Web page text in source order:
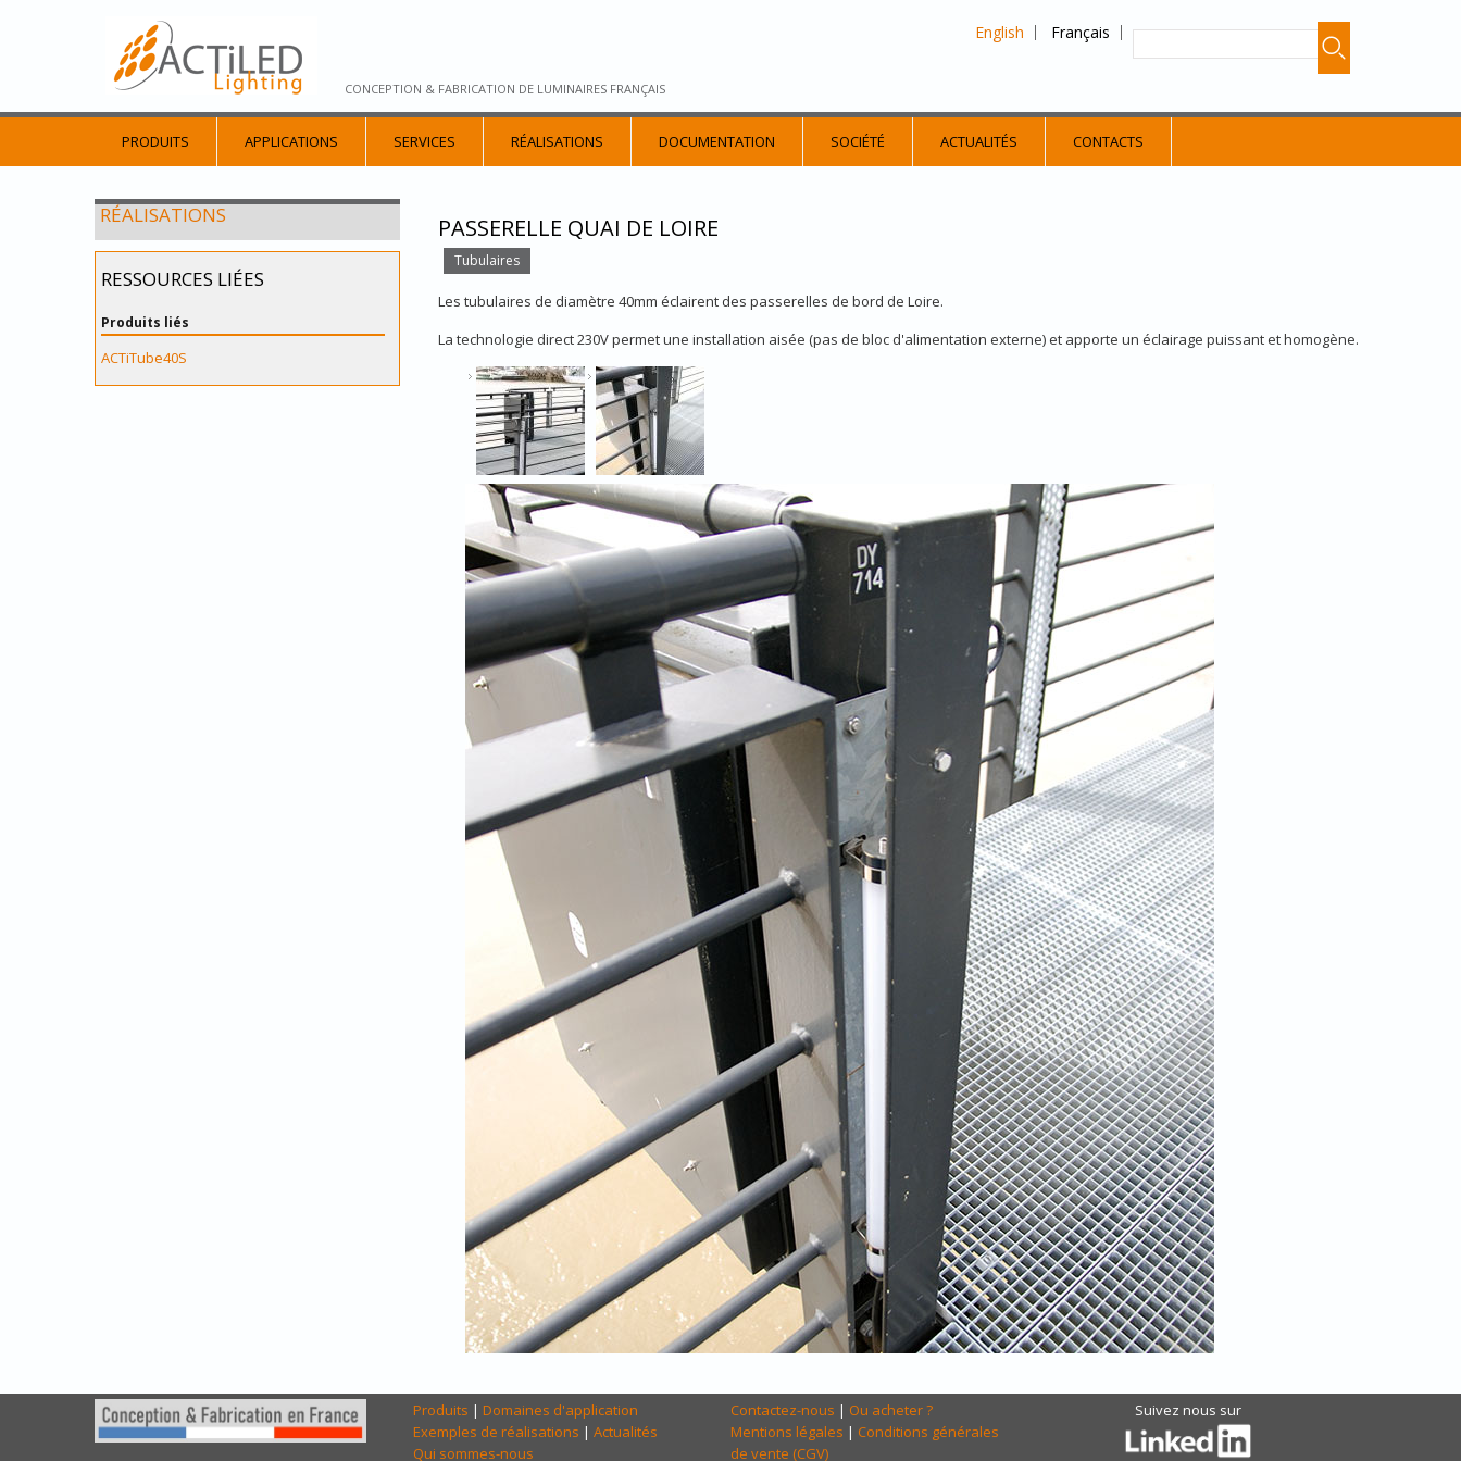
CONCEPTION & FABRICATION DE LUMINAIRES FRANÇAIS
English Français
PRODUITS APPLICATIONS SERVICES RÉALISATIONS DOCUMENTATION SOCIÉTÉ ACTUALITÉS CONTACTS
PASSERELLE QUAI DE LOIRE
Tubulaires
Les tubulaires de diamètre 40mm éclairent des passerelles de bord de Loire.
La technologie direct 230V permet une installation aisée (pas de bloc d'alimentation externe) et apporte un éclairage puissant et homogène.
RÉALISATIONS
RESSOURCES LIÉES
Produits liés
ACTiTube40S
Produits | Domaines d'application
Exemples de réalisations | Actualités
Qui sommes-nous
Contactez-nous | Ou acheter ?
Mentions légales | Conditions générales
de vente (CGV)
Suivez nous sur